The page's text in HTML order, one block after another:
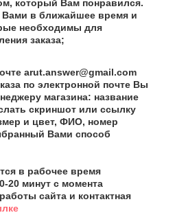
который Вам понравился.
Вами в ближайшее время и
необходимы для
заказа;
arut.answer@gmail.com
по электронной почте Вы
магазина: название
скриншот или ссылку
и цвет, ФИО, номер
Вами способ
в рабочее время
20 минут с момента
сайта и контактная